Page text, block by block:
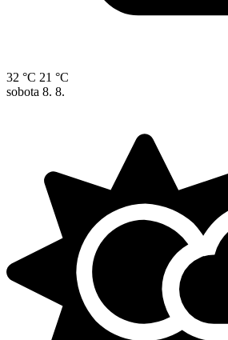
32 °C 21 °C
sobota 8. 8.